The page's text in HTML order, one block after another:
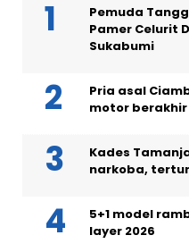
Pemuda
Pamer Celurit
Sukabumi
Pria asal
motor
Kades
narkoba,
5+1 model
layer 2026